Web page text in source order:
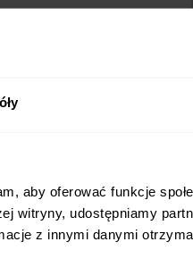
aby oferować funkcje
witryny, udostępniamy
z innymi danymi
funkcjonalny model,
łóżka rodziców,